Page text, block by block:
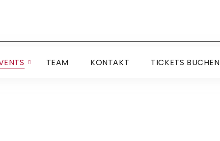
TEAM KONTAKT TICKETS BUCHEN